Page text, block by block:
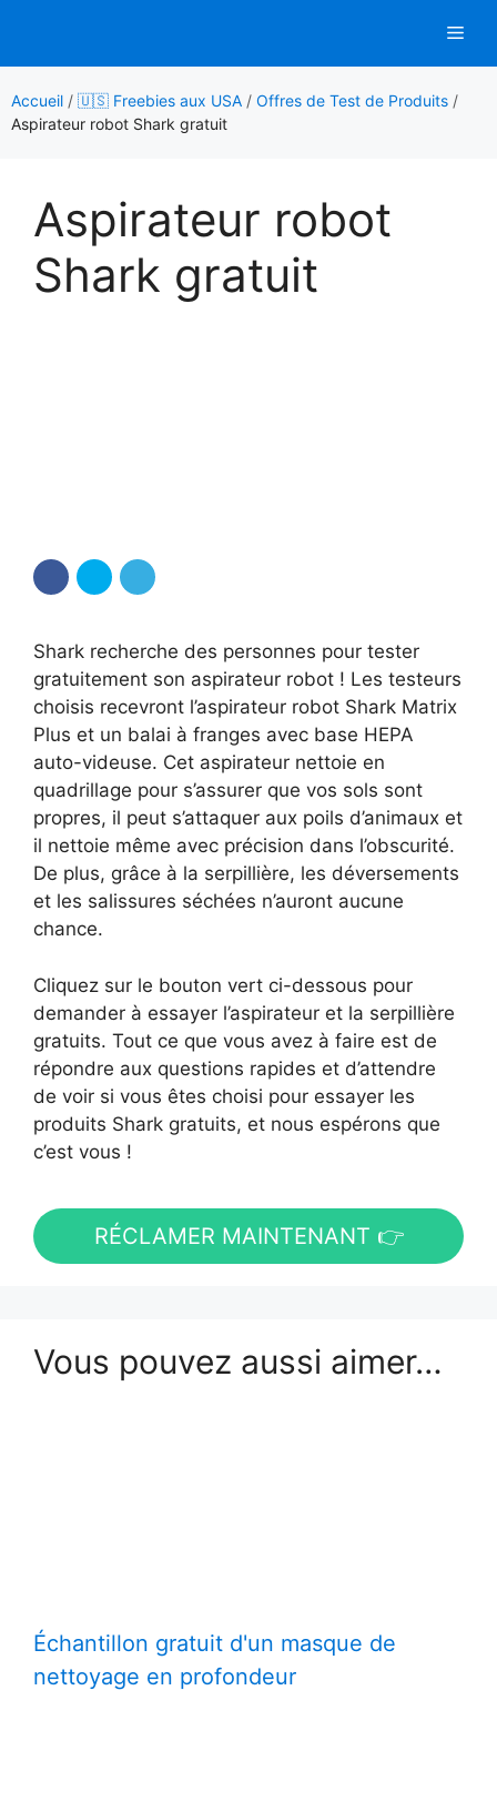
contenu
Accueil / 🇺🇸 Freebies aux USA / Offres de Test de Produits /
Aspirateur robot Shark gratuit
Aspirateur robot
Shark gratuit
Shark recherche des personnes pour tester
gratuitement son aspirateur robot ! Les testeurs
choisis recevront l’aspirateur robot Shark Matrix
Plus et un balai à franges avec base HEPA
auto-videuse. Cet aspirateur nettoie en
quadrillage pour s’assurer que vos sols sont
propres, il peut s’attaquer aux poils d’animaux et
il nettoie même avec précision dans l’obscurité.
De plus, grâce à la serpillière, les déversements
et les salissures séchées n’auront aucune
chance.
Cliquez sur le bouton vert ci-dessous pour
demander à essayer l’aspirateur et la serpillière
gratuits. Tout ce que vous avez à faire est de
répondre aux questions rapides et d’attendre
de voir si vous êtes choisi pour essayer les
produits Shark gratuits, et nous espérons que
c’est vous !
RÉCLAMER MAINTENANT 👉
Vous pouvez aussi aimer…
Échantillon gratuit d'un masque de
nettoyage en profondeur